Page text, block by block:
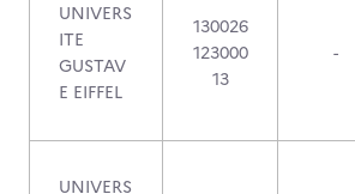
UNIVERS
ITE
GUSTAV
E EIFFEL
130026
123000
13
-
UNIVERS